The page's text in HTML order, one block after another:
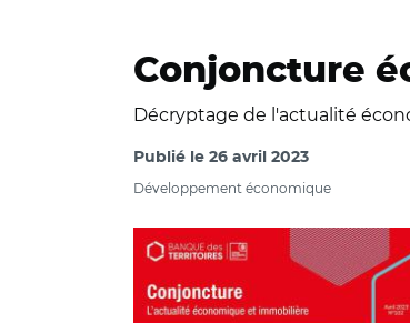
Conjoncture
Décryptage de l'actualité
Publié le 26 avril 2023
Développement économique